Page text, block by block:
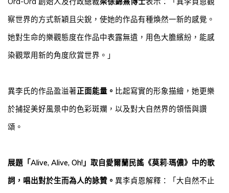
察世界的方式新穎且尖銳，使她的作品有種煥然一新的感覺。
她對生命的樂觀態度在作品中表露無遺，用色大膽繽紛，能感
染觀眾用新的角度欣賞世界 。」
異李氏的作品盈溢著正面能量。 比起寫實的形象描繪，她更樂
於捕捉美好風景中的色彩斑斕，以及對大自然界的領悟與讚
頌。
展題「 Alive, Alive, Oh! 」取自愛爾蘭民謠《莫莉·瑪儂》中的歌
詞，唱出對於生而為人的詠贊。 異李貞恩解釋：「大自然不止